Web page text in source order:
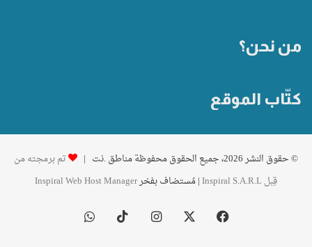
من نحن؟
كتّاب الموقع
© حقوق النشر 2026، جميع الحقوق محفوظة مناطق .نت |
تم برمجته من
قِبل Inspiral S.A.R.L
| مُستضاف بفخرInspiral Web Host Manager
فيسبوك انستقرام ‫TikTokواتساب